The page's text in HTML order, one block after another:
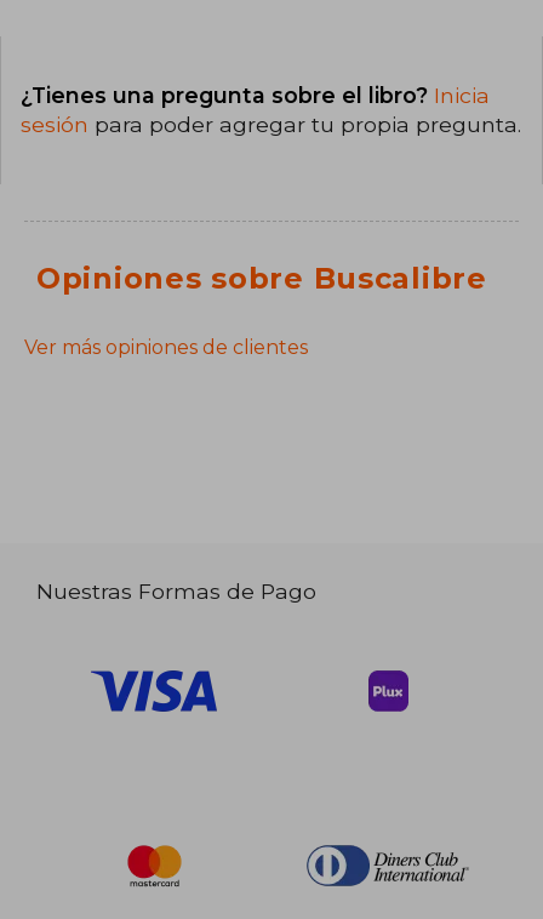
¿Tienes una pregunta sobre el libro? Inicia
sesión para poder agregar tu propia pregunta.
Opiniones sobre Buscalibre
Ver más opiniones de clientes
Nuestras Formas de Pago